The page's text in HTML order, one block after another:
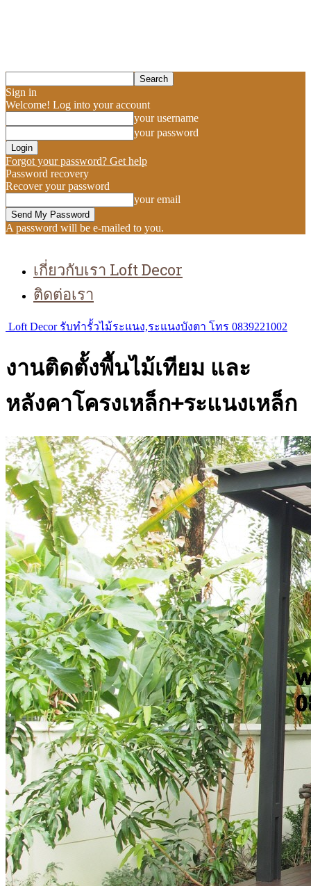
Sign in
Welcome! Log into your account
your username
your password
Forgot your password? Get help
Password recovery
Recover your password
your email
A password will be e-mailed to you.
เกี่ยวกับเรา Loft Decor
ติดต่อเรา
Loft Decor รับทำรั้วไม้ระแนง,ระแนงบังตา โทร 0839221002
งานติดตั้งพื้นไม้เทียม และ
หลังคาโครงเหล็ก+ระแนงเหล็ก